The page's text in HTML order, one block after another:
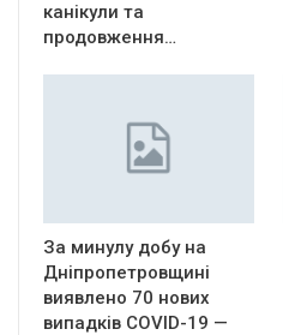
канікули та
продовження…
За минулу добу на
Дніпропетровщині
виявлено 70 нових
випадків COVID-19 —